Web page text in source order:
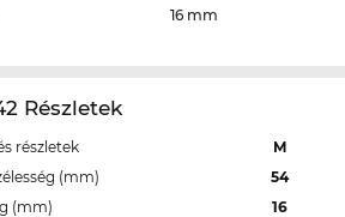
16 mm
Részletek
részletek
M
(mm)
54
(mm)
16